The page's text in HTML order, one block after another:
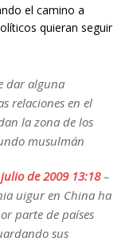
el camino a
quieran seguir
dar alguna
relaciones en el
la zona de los
musulmán
julio de 2009 13:18–
uigur en China ha
parte de países
sus